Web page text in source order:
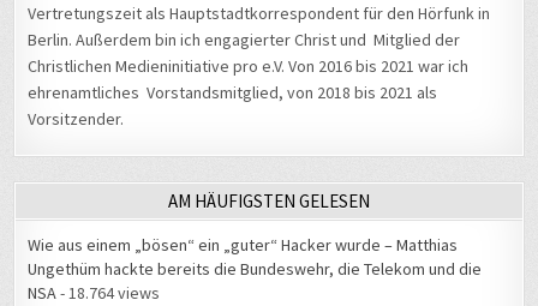
Vertretungszeit als Hauptstadtkorrespondent für den Hörfunk in
Berlin. Außerdem bin ich engagierter Christ und Mitglied der
Christlichen Medieninitiative pro e.V. Von 2016 bis 2021 war ich
ehrenamtliches Vorstandsmitglied, von 2018 bis 2021 als
Vorsitzender.
AM HÄUFIGSTEN GELESEN
Wie aus einem „bösen“ ein „guter“ Hacker wurde – Matthias
Ungethüm hackte bereits die Bundeswehr, die Telekom und die
NSA- 18.764 views